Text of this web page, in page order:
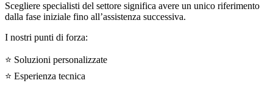
Scegliere specialisti del settore significa avere un unico riferimento
dalla fase iniziale fino all’assistenza successiva.
I nostri punti di forza:
⭐ Soluzioni personalizzate
⭐ Esperienza tecnica